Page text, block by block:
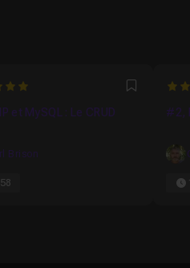
Favori
et MySQL : Le CRUD
Brison
5
#2,